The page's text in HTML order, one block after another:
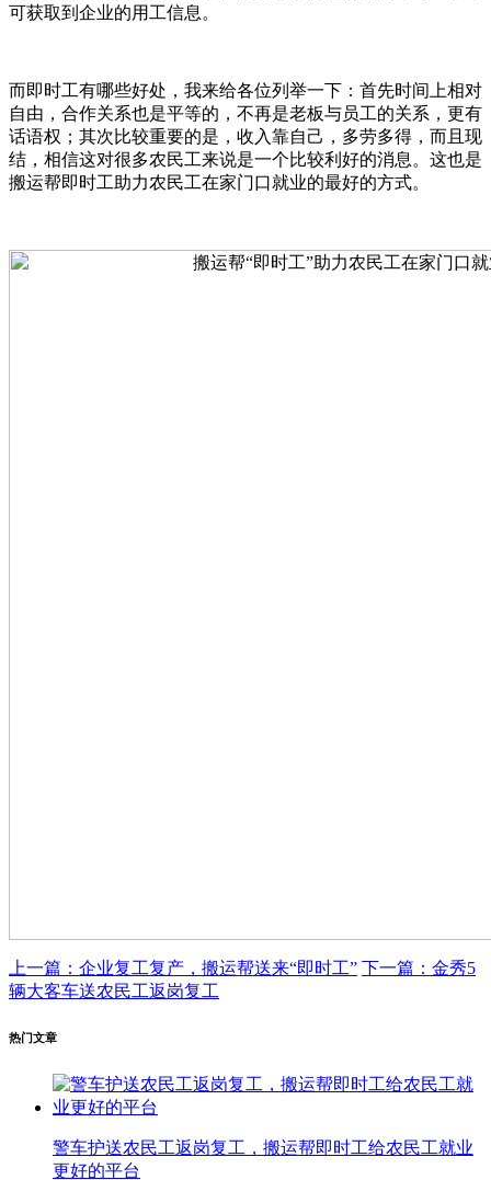
可获取到企业的用工信息。
而即时工有哪些好处，我来给各位列举一下：首先时间上相对
自由，合作关系也是平等的，不再是老板与员工的关系，更有
话语权；其次比较重要的是，收入靠自己，多劳多得，而且现
结，相信这对很多农民工来说是一个比较利好的消息。这也是
搬运帮即时工助力农民工在家门口就业的最好的方式。
上一篇：企业复工复产，搬运帮送来“即时工” 下一篇：金秀5
辆大客车送农民工返岗复工
热门文章
警车护送农民工返岗复工，搬运帮即时工给农民工就业
更好的平台